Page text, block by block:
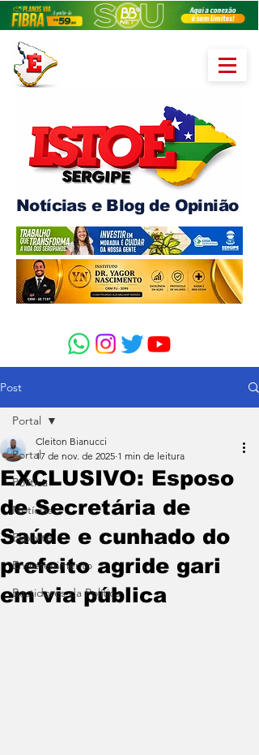
Notícias e Blog de Opinião
Post
Portal
Política
Notícias
Esporte
Entretenimento
Bastidores da Política
Portal
EXCLUSIVO: Esposo
de Secretária de
Saúde e cunhado do
prefeito agride gari
em via pública
Cleiton Bianucci
17 de nov. de 2025 1 min de leitura